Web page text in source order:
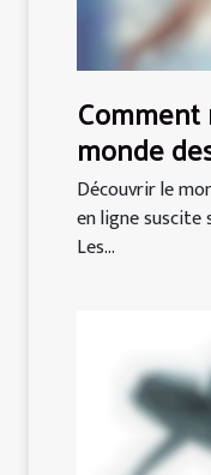
monde
discrètes
Découvrir le
en ligne suscite
Les...